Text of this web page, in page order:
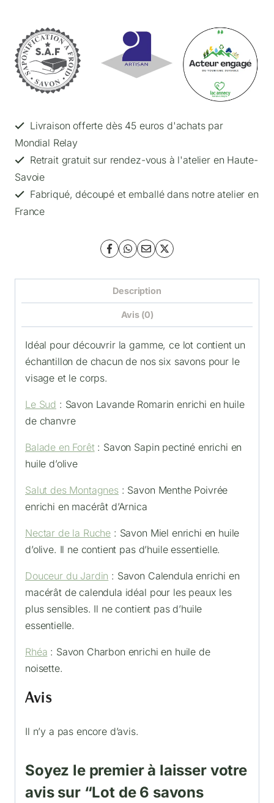
savons
invités
Livraison offerte dès 45 euros d'achats par
Mondial Relay
Retrait gratuit sur rendez-vous à l'atelier en Haute-
Savoie
Fabriqué, découpé et emballé dans notre atelier en
France
Description
Avis (0)
Idéal pour découvrir la gamme, ce lot contient un
échantillon de chacun de nos six savons pour le
visage et le corps.
Le Sud : Savon Lavande Romarin enrichi en huile
de chanvre
Balade en Forêt: Savon Sapin pectiné enrichi en
huile d’olive
Salut des Montagnes: Savon Menthe Poivrée
enrichi en macérât d’Arnica
Nectar de la Ruche : Savon Miel enrichi en huile
d’olive. Il ne contient pas d’huile essentielle.
Douceur du Jardin : Savon Calendula enrichi en
macérât de calendula idéal pour les peaux les
plus sensibles. Il ne contient pas d’huile
essentielle.
Rhéa : Savon Charbon enrichi en huile de
noisette.
Avis
Il n’y a pas encore d’avis.
Soyez le premier à laisser votre
avis sur “Lot de 6 savons